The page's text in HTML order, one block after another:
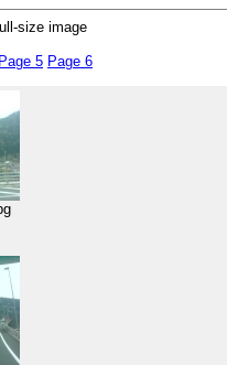
size image
Page 5 Page 6